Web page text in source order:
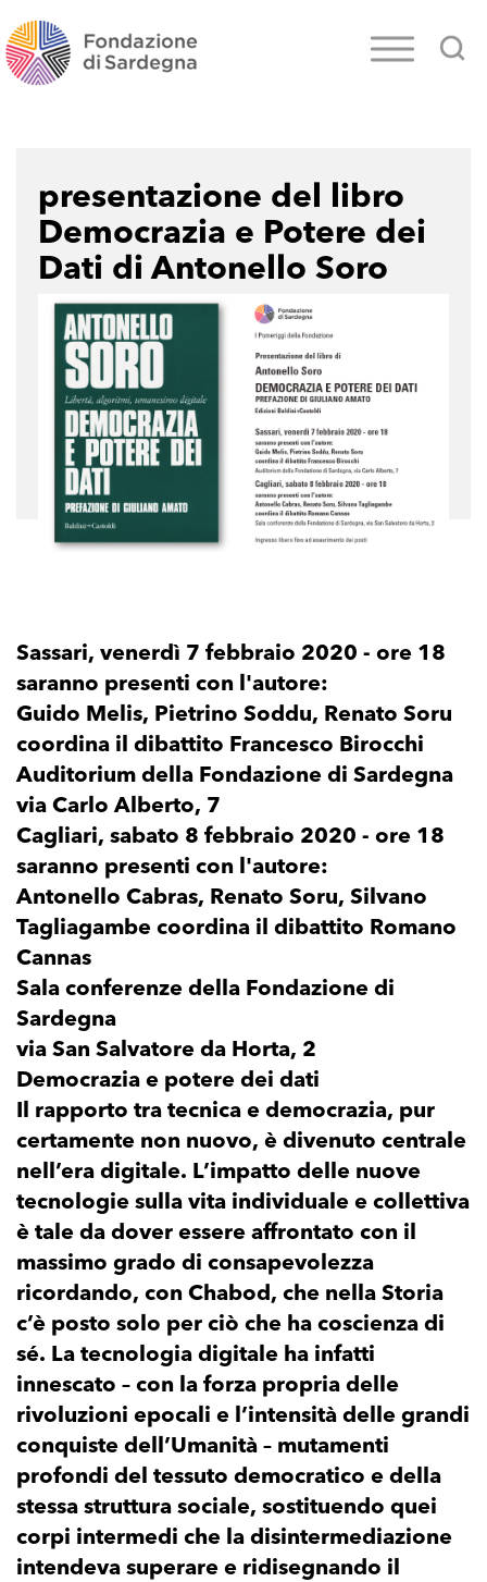
presentazione del libro
Democrazia e Potere dei
Dati di Antonello Soro
Sassari, venerdì 7 febbraio 2020 - ore 18
saranno presenti con l'autore:
Guido Melis, Pietrino Soddu, Renato Soru
coordina il dibattito Francesco Birocchi
Auditorium della Fondazione di Sardegna
via Carlo Alberto, 7
Cagliari, sabato 8 febbraio 2020 - ore 18
saranno presenti con l'autore:
Antonello Cabras, Renato Soru, Silvano
Tagliagambe coordina il dibattito Romano
Cannas
Sala conferenze della Fondazione di
Sardegna
via San Salvatore da Horta, 2
Democrazia e potere dei dati
Il rapporto tra tecnica e democrazia, pur
certamente non nuovo, è divenuto centrale
nell’era digitale. L’impatto delle nuove
tecnologie sulla vita individuale e collettiva
è tale da dover essere affrontato con il
massimo grado di consapevolezza
ricordando, con Chabod, che nella Storia
c’è posto solo per ciò che ha coscienza di
sé. La tecnologia digitale ha infatti
innescato – con la forza propria delle
rivoluzioni epocali e l’intensità delle grandi
conquiste dell’Umanità – mutamenti
profondi del tessuto democratico e della
stessa struttura sociale, sostituendo quei
corpi intermedi che la disintermediazione
intendeva superare e ridisegnando il